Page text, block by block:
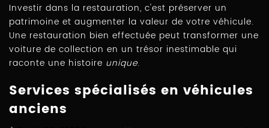
Investir dans la restauration, c'est préserver un
patrimoine et augmenter la valeur de votre véhicule.
Une restauration bien effectuée peut transformer une
voiture de collection en un trésor inestimable qui
raconte une histoire unique.
Services spécialisés en véhicules
anciens